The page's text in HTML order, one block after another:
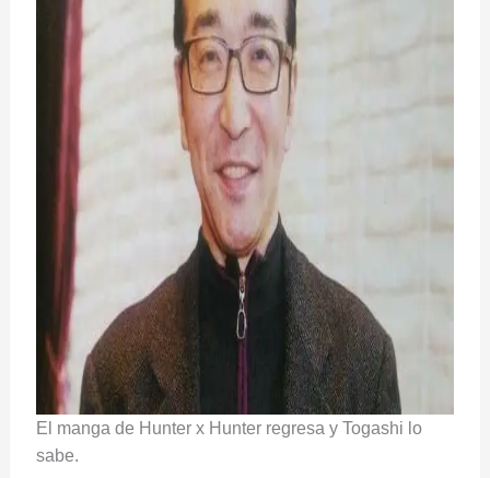
El manga de Hunter x Hunter regresa y Togashi lo
sabe.